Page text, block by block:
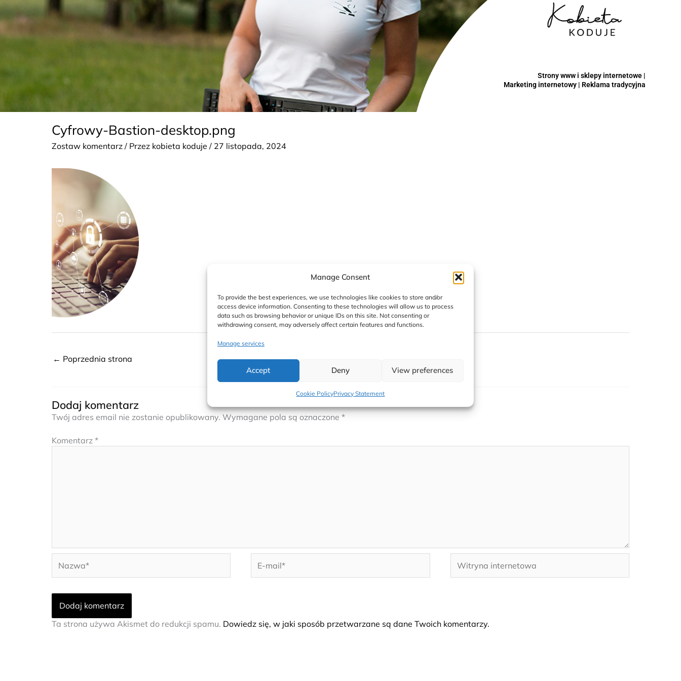
Manage Consent
To provide the best experiences, we use technologies like cookies to store and/or
access device information. Consenting to these technologies will allow us to process
data such as browsing behavior or unique IDs on this site. Not consenting or
withdrawing consent, may adversely affect certain features and functions.
Manage services
Accept Deny View preferences
Cookie PolicyPrivacy Statement
Strony www i sklepy internetowe |
Marketing internetowy | Reklama tradycyjna
Cyfrowy-Bastion-desktop.png
Zostaw komentarz / Przez kobieta koduje / 27 listopada, 2024
← Poprzednia strona
Dodaj komentarz
Twój adres email nie zostanie opublikowany. Wymagane pola są oznaczone *
Komentarz *
mail*
internetowa
Ta strona używa Akismet do redukcji spamu. Dowiedz się, w jaki sposób przetwarzane są dane Twoich komentarzy.